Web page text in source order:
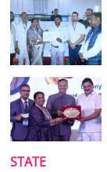
STATE